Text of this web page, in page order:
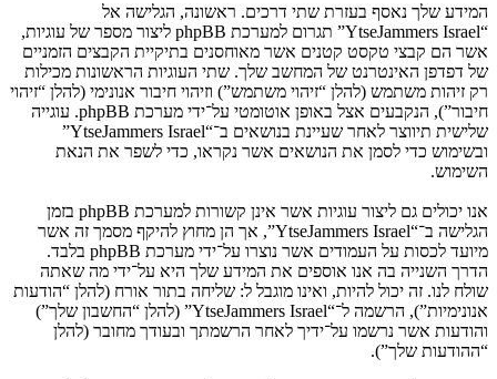
המידע שלך נאסף בעזרת שתי דרכים. ראשונה, הגלישה אל
“YtseJammers Israel” תגרום למערכת phpBB ליצור מספר של עוגיות,
אשר הם קבצי טקסט קטנים אשר מאוחסנים בתיקיית הקבצים הזמניים
של דפדפן האינטרנט של המחשב שלך. שתי העוגיות הראשונות מכילות
רק זיהות משתמש (להלן “זיהוי משתמש”) וזיהוי חיבור אנונימי (להלן “זיהוי
חיבור”), הנקבעים אצל באופן אוטומטי על־ידי מערכת phpBB. עוגייה
שלישית תיווצר לאחר שעיינת בנושאים ב־“YtseJammers Israel”
ובשימוש כדי לסמן את הנושאים אשר נקראו, כדי לשפר את הנאת
השימוש.
אנו יכולים גם ליצור עוגיות אשר אינן קשורות למערכת phpBB בזמן
הגלישה ב־“YtseJammers Israel”, אך הן מחוץ להיקף מסמך זה אשר
מיועד לכסות על העמודים אשר נוצרו על־ידי מערכת phpBB בלבד.
הדרך השנייה בה אנו אוספים את המידע שלך היא על־ידי מה שאתה
שולח לנו. זה יכול להיות, ואינו מוגבל ל: שליחה בתור אורח (להלן “הודעות
אנונימיות”), הרשמה ל־“YtseJammers Israel” (להלן “החשבון שלך”)
והודעות אשר נרשמו על־ידיך לאחר הרשמתך ובעודך מחובר (להלן
“ההודעות שלך”).